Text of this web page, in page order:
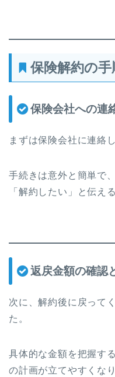
保険解約の
保険会社への連
まずは保険会社に連絡
手続きは意外と簡単で
「解約したい」と伝え
返戻金額の確認
次に、解約後に戻って
た。
具体的な金額を把握す
の計画が立てやすくなり